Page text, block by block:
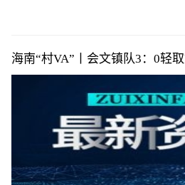
海南“村VA”丨会文镇队3：0轻
队提前小组出线